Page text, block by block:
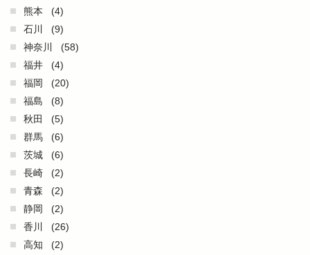
熊本
(4)
石川
(9)
神奈川
(58)
福井
(4)
福岡
(20)
福島
(8)
秋田
(5)
群馬
(6)
茨城
(6)
長崎
(2)
青森
(2)
静岡
(2)
香川
(26)
高知
(2)